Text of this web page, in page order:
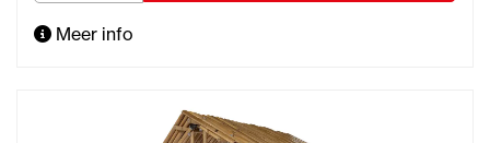
Meer info